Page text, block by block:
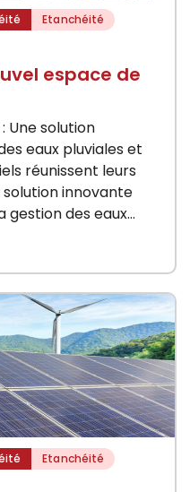
Etanchéité
espace de
Une solution
eaux pluviales et
réunissent leurs
innovante
gestion des eaux
Etanchéité